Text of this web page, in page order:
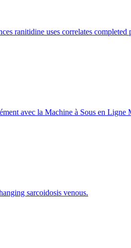
ranitidine uses correlates completed
avec la Machine à Sous en Ligne
sarcoidosis venous.